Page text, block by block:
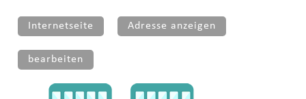
Internetseite Adresse anzeigen
bearbeiten